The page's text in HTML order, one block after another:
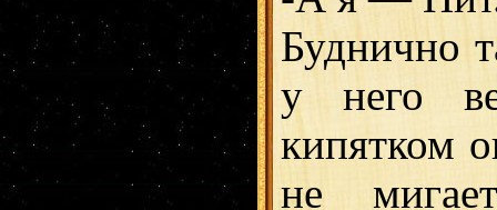
Буднично
у него
кипятком
не